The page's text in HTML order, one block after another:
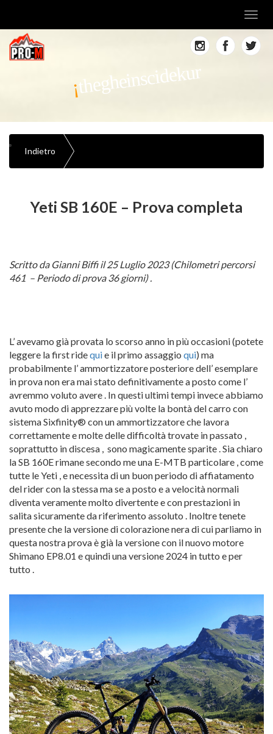
thegheinscidekur
Indietro
Yeti SB 160E – Prova completa
Scritto da Gianni Biffi il 25 Luglio 2023 (Chilometri percorsi
461 – Periodo di prova 36 giorni) .
L’ avevamo già provata lo scorso anno in più occasioni (potete
leggere la first ridequie il primo assaggio qui) ma
probabilmente l’ ammortizzatore posteriore dell’ esemplare
in prova non era mai stato definitivamente a posto come l’
avremmo voluto avere . In questi ultimi tempi invece abbiamo
avuto modo di apprezzare più volte la bontà del carro con
sistema Sixfinity® con un ammortizzatore che lavora
correttamente e molte delle difficoltà trovate in passato ,
soprattutto in discesa , sono magicamente sparite . Sia chiaro
la SB 160E rimane secondo me una E-MTB particolare , come
tutte le Yeti , e necessita di un buon periodo di affiatamento
del rider con la stessa ma se a posto e a velocità normali
diventa veramente molto divertente e con prestazioni in
salita sicuramente da riferimento assoluto . Inoltre tenete
presente che la versione di colorazione nera di cui parliamo in
questa nostra prova è già la versione con il nuovo motore
Shimano EP8.01 e quindi una versione 2024 in tutto e per
tutto .